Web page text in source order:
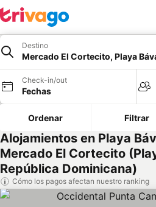
Destino
Mercado El Cortecito, Playa
Check-in/out
Fechas
Ordenar Filtrar
Alojamientos en Playa
Mercado El Cortecito
República Dominicana)
Cómo los pagos afectan nuestro ranking